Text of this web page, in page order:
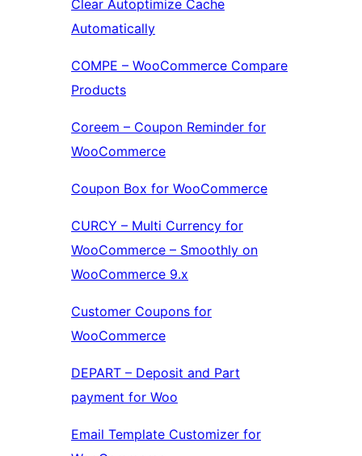
Clear Autoptimize Cache
Automatically
COMPE – WooCommerce Compare
Products
Coreem – Coupon Reminder for
WooCommerce
Coupon Box for WooCommerce
CURCY – Multi Currency for
WooCommerce – Smoothly on
WooCommerce 9.x
Customer Coupons for
WooCommerce
DEPART – Deposit and Part
payment for Woo
Email Template Customizer for